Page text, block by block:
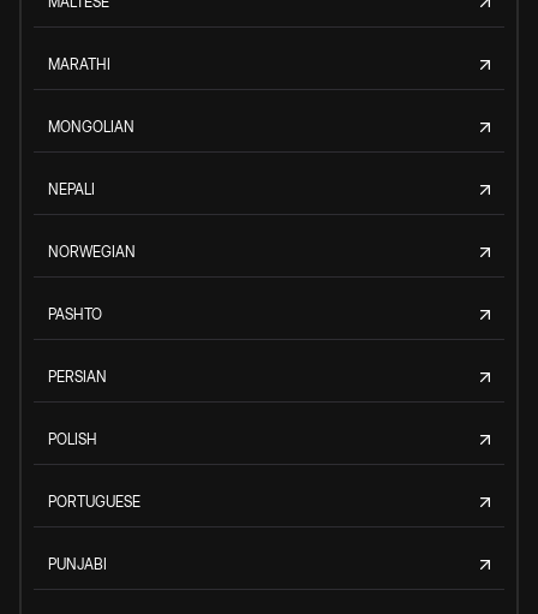
MARATHI
MONGOLIAN
NEPALI
NORWEGIAN
PASHTO
PERSIAN
POLISH
PORTUGUESE
PUNJABI